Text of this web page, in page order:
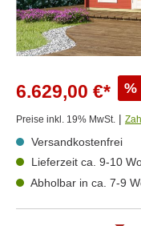
6.629,00 €* %
Preise inkl. 19% MwSt. |
Versandkostenfrei
Lieferzeit ca. 9-10
Abholbar in ca. 7-9